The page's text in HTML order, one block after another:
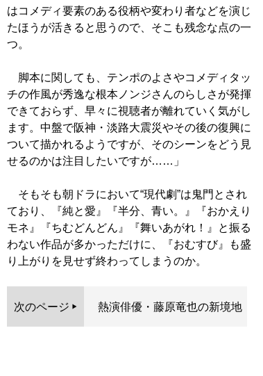
はコメディ要素のある役柄や変わり者などを演じ
たほうが活きると思うので、そこも残念な点の一
つ。
脚本に関しても、テンポのよさやコメディタッ
チの作風が秀逸な根本ノンジさんのらしさが発揮
できておらず、早々に視聴者が離れていく気がし
ます。中盤で阪神・淡路大震災やその後の復興に
ついて描かれるようですが、そのシーンをどう見
せるのかは注目したいですが……」
そもそも朝ドラにおいて“現代劇”は鬼門とされ
ており、『純と愛』『半分、青い。』『おかえり
モネ』『ちむどんどん』『舞いあがれ！』と振る
わない作品が多かっただけに、『おむすび』も盛
り上がりを見せず終わってしまうのか。
次のページ 熱演俳優・藤原竜也の新境地